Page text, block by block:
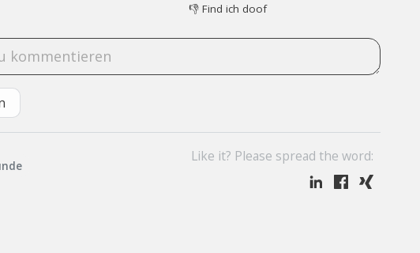
👎 Find ich doof
Like it? Please spread the word: